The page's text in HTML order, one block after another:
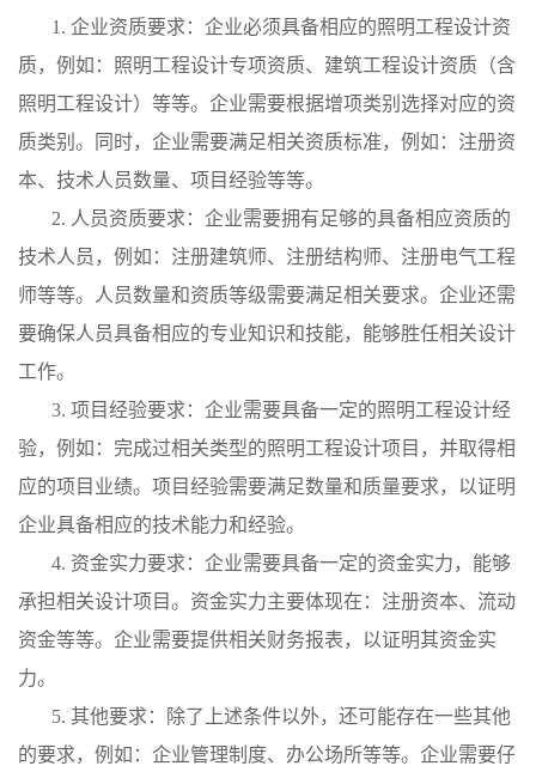
1. 企业资质要求：企业必须具备相应的照明工程设计资
质，例如：照明工程设计专项资质、建筑工程设计资质（含
照明工程设计）等等。企业需要根据增项类别选择对应的资
质类别。同时，企业需要满足相关资质标准，例如：注册资
本、技术人员数量、项目经验等等。
2. 人员资质要求：企业需要拥有足够的具备相应资质的
技术人员，例如：注册建筑师、注册结构师、注册电气工程
师等等。人员数量和资质等级需要满足相关要求。企业还需
要确保人员具备相应的专业知识和技能，能够胜任相关设计
工作。
3. 项目经验要求：企业需要具备一定的照明工程设计经
验，例如：完成过相关类型的照明工程设计项目，并取得相
应的项目业绩。项目经验需要满足数量和质量要求，以证明
企业具备相应的技术能力和经验。
4. 资金实力要求：企业需要具备一定的资金实力，能够
承担相关设计项目。资金实力主要体现在：注册资本、流动
资金等等。企业需要提供相关财务报表，以证明其资金实
力。
5. 其他要求：除了上述条件以外，还可能存在一些其他
的要求，例如：企业管理制度、办公场所等等。企业需要仔